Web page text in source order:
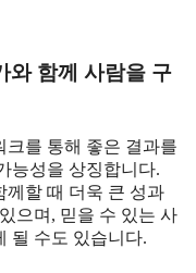
와 함께 사람을 구
크를 통해 좋은 결과를
능성을 상징합니다.
께할 때 더욱 큰 성과
으며, 믿을 수 있는 사
될 수도 있습니다.